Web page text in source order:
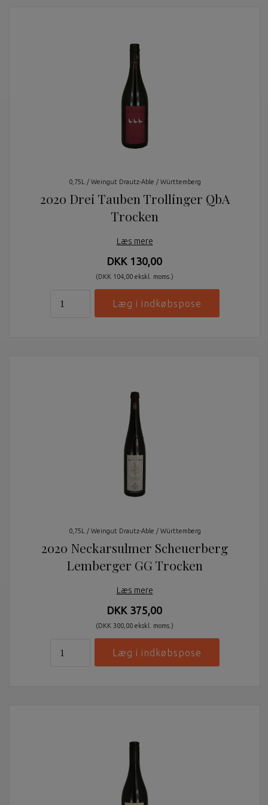
0,75L / Weingut Drautz-Able / Württemberg
2020 Drei Tauben Trollinger QbA
Trocken
Læs mere
DKK 130,00
(DKK 104,00 ekskl. moms.)
0,75L / Weingut Drautz-Able / Württemberg
2020 Neckarsulmer Scheuerberg
Lemberger GG Trocken
Læs mere
DKK 375,00
(DKK 300,00 ekskl. moms.)